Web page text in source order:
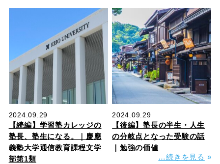
2024.09.29
【続編】学習塾カレッジの
塾長、塾生になる。｜慶應
義塾大学通信教育課程文学
部第1類
2024.09.29
【後編】塾長の半生・人生
の分岐点となった受験の話
｜勉強の価値
…続きを見る »